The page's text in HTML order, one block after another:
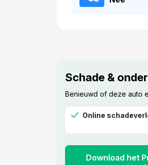
Schade &
Benieuwd of deze auto
Online
Download het